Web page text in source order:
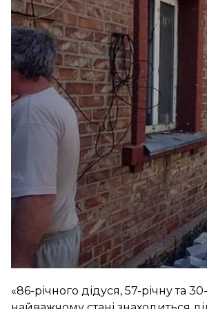
Про це повідомляєпрес-служба
Мінометний обстріл розпочався
пошкодження 3 будинків та
Зокрема, бойовики поцілити
Четверо з них дістали поранення
«86-річного дідуся, 57-річну та